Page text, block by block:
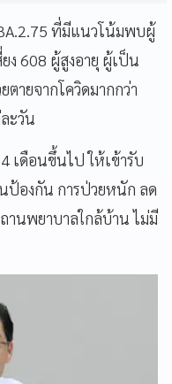
ที่มีแนวโน้มพบผู้
ง 608 ผู้สูงอายุ ผู้เป็น
ตายจากโควิดมากกว่า
ะวัน
เดือนขึ้นไป ให้เข้ารับ
ป้องกัน การป่วยหนัก ลด
านพยาบาลใกล้บ้าน ไม่มี